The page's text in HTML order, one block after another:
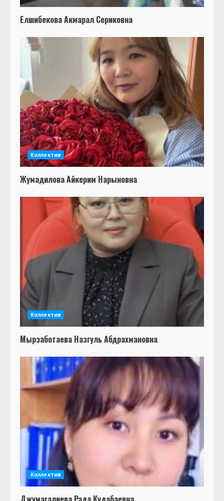
Елшибекова Акмарал Сериковна
Коллектив
Жумадилова Айкерим Нарыновна
Коллектив
Мырзаботаева Назгуль Абдрахмановна
Коллектив